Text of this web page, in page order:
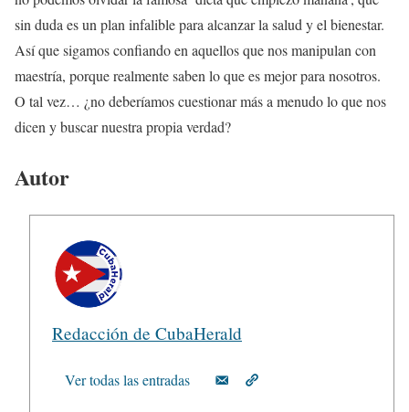
sin duda es un plan infalible para alcanzar la salud y el bienestar.
Así que sigamos confiando en aquellos que nos manipulan con
maestría, porque realmente saben lo que es mejor para nosotros.
O tal vez… ¿no deberíamos cuestionar más a menudo lo que nos
dicen y buscar nuestra propia verdad?
Autor
Redacción de CubaHerald
Ver todas las entradas